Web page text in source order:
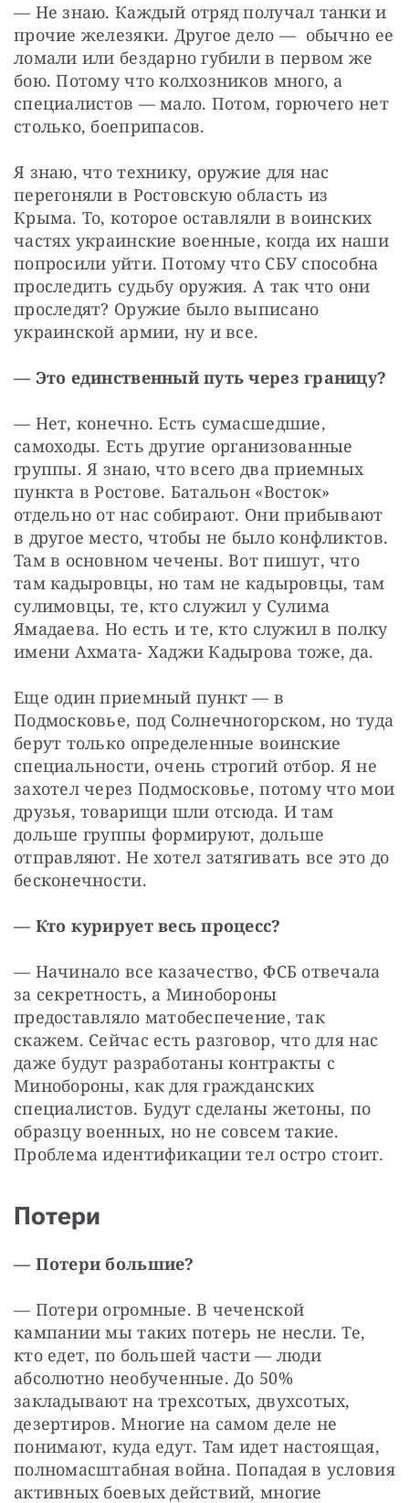
— Не знаю. Каждый отряд получал танки и
прочие железяки. Другое дело —  обычно ее
ломали или бездарно губили в первом же
бою. Потому что колхозников много, а
специалистов — мало. Потом, горючего нет
столько, боеприпасов.
Я знаю, что технику, оружие для нас
перегоняли в Ростовскую область из
Крыма. То, которое оставляли в воинских
частях украинские военные, когда их наши
попросили уйти. Потому что СБУ способна
проследить судьбу оружия. А так что они
проследят? Оружие было выписано
украинской армии, ну и все.
— Это единственный путь через границу?
— Нет, конечно. Есть сумасшедшие,
самоходы. Есть другие организованные
группы. Я знаю, что всего два приемных
пункта в Ростове. Батальон «Восток»
отдельно от нас собирают. Они прибывают
в другое место, чтобы не было конфликтов.
Там в основном чечены. Вот пишут, что
там кадыровцы, но там не кадыровцы, там
сулимовцы, те, кто служил у Сулима
Ямадаева. Но есть и те, кто служил в полку
имени Ахмата- Хаджи Кадырова тоже, да.
Еще один приемный пункт — в
Подмосковье, под Солнечногорском, но туда
берут только определенные воинские
специальности, очень строгий отбор. Я не
захотел через Подмосковье, потому что мои
друзья, товарищи шли отсюда. И там
дольше группы формируют, дольше
отправляют. Не хотел затягивать все это до
бесконечности.
— Кто курирует весь процесс?
— Начинало все казачество, ФСБ отвечала
за секретность, а Минобороны
предоставляло матобеспечение, так
скажем. Сейчас есть разговор, что для нас
даже будут разработаны контракты с
Минобороны, как для гражданских
специалистов. Будут сделаны жетоны, по
образцу военных, но не совсем такие.
Проблема идентификации тел остро стоит.
Потери
— Потери большие?
— Потери огромные. В чеченской
кампании мы таких потерь не несли. Те,
кто едет, по большей части — люди
абсолютно необученные. До 50%
закладывают на трехсотых, двухсотых,
дезертиров. Многие на самом деле не
понимают, куда едут. Там идет настоящая,
полномасштабная война. Попадая в условия
активных боевых действий, многие